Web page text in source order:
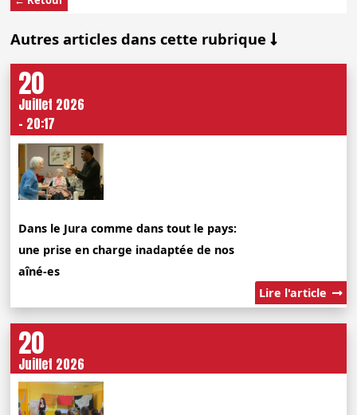
Autres articles dans cette rubrique
20
Juillet 2026
- 20:17
Dans le Jura comme dans tout le pays:
une prise en charge inadaptée de nos
aîné-es
Lire l'article
20
Juillet 2026